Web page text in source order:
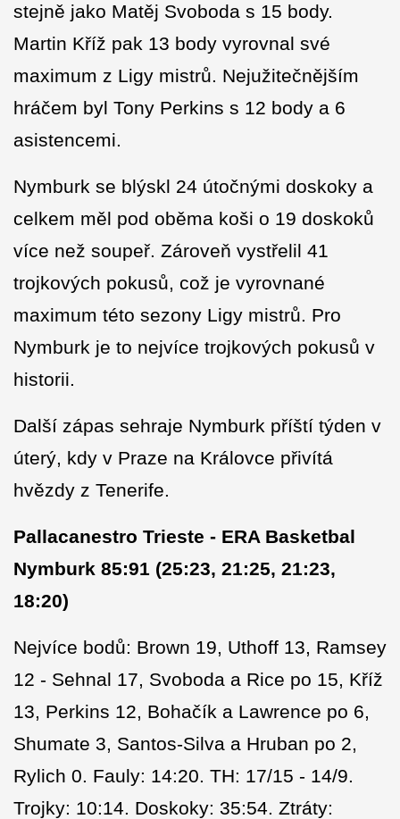
stejně jako Matěj Svoboda s 15 body.
Martin Kříž pak 13 body vyrovnal své
maximum z Ligy mistrů. Nejužitečnějším
hráčem byl Tony Perkins s 12 body a 6
asistencemi.
Nymburk se blýskl 24 útočnými doskoky a
celkem měl pod oběma koši o 19 doskoků
více než soupeř. Zároveň vystřelil 41
trojkových pokusů, což je vyrovnané
maximum této sezony Ligy mistrů. Pro
Nymburk je to nejvíce trojkových pokusů v
historii.
Další zápas sehraje Nymburk příští týden v
úterý, kdy v Praze na Královce přivítá
hvězdy z Tenerife.
Pallacanestro Trieste - ERA Basketbal
Nymburk 85:91 (25:23, 21:25, 21:23,
18:20)
Nejvíce bodů: Brown 19, Uthoff 13, Ramsey
12 - Sehnal 17, Svoboda a Rice po 15, Kříž
13, Perkins 12, Bohačík a Lawrence po 6,
Shumate 3, Santos-Silva a Hruban po 2,
Rylich 0. Fauly: 14:20. TH: 17/15 - 14/9.
Trojky: 10:14. Doskoky: 35:54. Ztráty: